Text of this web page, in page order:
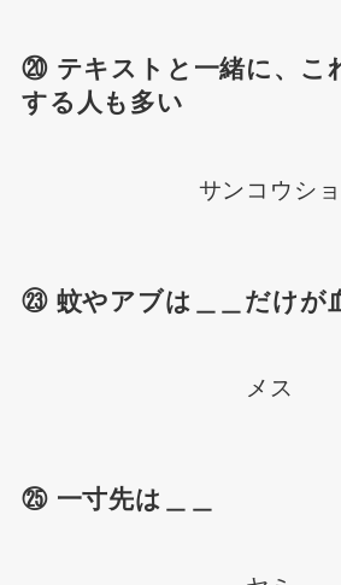
⑳ テキストと一緒に、こ
する人も多い
サンコウショ
㉓ 蚊やアブは＿＿だけが
メス
㉕ 一寸先は＿＿